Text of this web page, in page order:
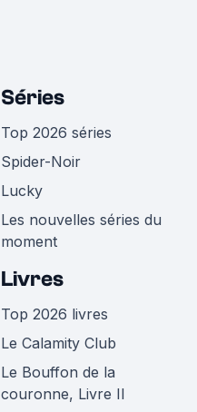
Séries
Top 2026 séries
Spider-Noir
Lucky
Les nouvelles séries du
moment
Livres
Top 2026 livres
Le Calamity Club
Le Bouffon de la
couronne, Livre II